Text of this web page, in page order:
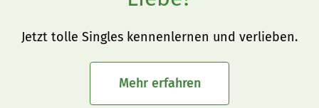
Jetzt tolle Singles kennenlernen und verlieben.
Mehr erfahren